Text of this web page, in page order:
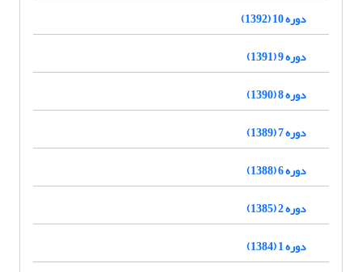
دوره 10 (1392)
دوره 9 (1391)
دوره 8 (1390)
دوره 7 (1389)
دوره 6 (1388)
دوره 2 (1385)
دوره 1 (1384)